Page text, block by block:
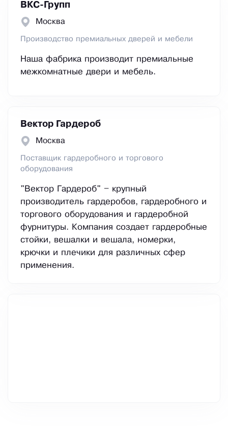
ВКС-Групп
Москва
Производство премиальных дверей и мебели
Наша фабрика производит премиальные
межкомнатные двери и мебель.
Вектор Гардероб
Москва
Поставщик гардеробного и торгового
оборудования
"Вектор Гардероб" – крупный
производитель гардеробов, гардеробного и
торгового оборудования и гардеробной
фурнитуры. Компания создает гардеробные
стойки, вешалки и вешала, номерки,
крючки и плечики для различных сфер
применения.